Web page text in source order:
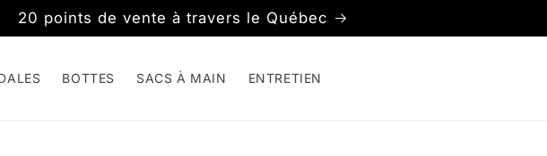
20 points de vente à travers le Québec
BOTTES SACS À MAIN ENTRETIEN